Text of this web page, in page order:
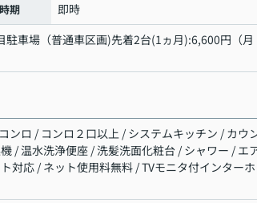
期 即時
車場（普通車区画)先着2台(1ヵ月):6,600円（月
ンロ / コンロ２口以上 / システムキッチン / カウ
/ 温水洗浄便座 / 洗髪洗面化粧台 / シャワー / エ
対応 / ネット使用料無料 / TVモニタ付インターホ